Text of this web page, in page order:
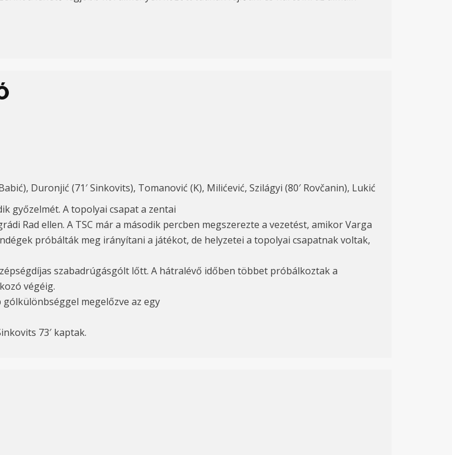
Duronjić (71′ Sinkovits), Tomanović (K), Milićević, Szilágyi (80′ Rovčanin), Lukić
győzelmét. A topolyai csapat a zentai
Rad ellen. A TSC már a második percben megszerezte a vezetést, amikor Varga
próbálták meg irányítani a játékot, de helyzetei a topolyai csapatnak voltak,
szabadrúgásgólt lőtt. A hátralévő időben többet próbálkoztak a
végéig.
gólkülönbséggel megelőzve az egy
73′ kaptak.